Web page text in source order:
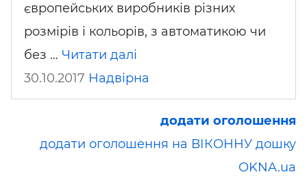
європейських виробників різних
розмірів і кольорів, з автоматикою чи
без … Читати далі
30.10.2017 Надвірна
додати оголошення
додати оголошення на ВІКОННУ дошку
OKNA.ua